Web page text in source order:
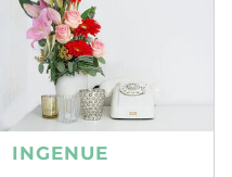
INGENUE